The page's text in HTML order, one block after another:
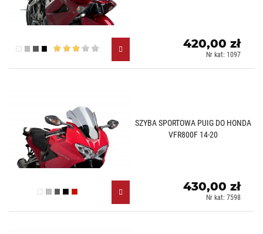
Przezroczysty (W)
Lekko przyciemniany (H)
Mocno przyciemniany (F)
Czarny (N)
420,00 zł
Nr kat: 1097
SZYBA SPORTOWA PUIG DO HONDA
VFR800F 14-20
Przezroczysty (W)
Lekko przyciemniany (H)
Mocno przyciemniany (F)
Czarny (N)
Czerwony (R)
430,00 zł
Nr kat: 7598